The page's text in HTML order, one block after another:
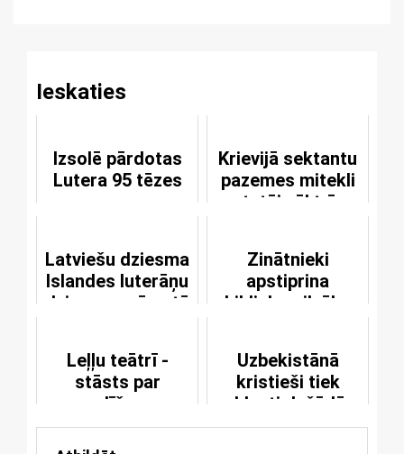
Ieskaties
Izsolē pārdotas
Lutera 95 tēzes
Krievijā sektantu
pazemes mitekli
atstāj vēl trīs
Latviešu dziesma
Islandes luterāņu
dziesmu grāmatā
Zinātnieki
apstiprina
biblisko cilvēka
Leļļu teātrī -
stāsts par
radīšanu
Uzbekistānā
kristieši tiek
pakļauti dažādām
vajāšanām